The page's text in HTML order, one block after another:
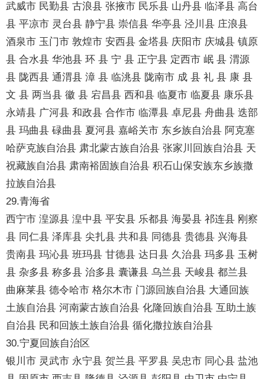
武威市 民勤县 古浪县 张掖市 民乐县 山丹县 临泽县 高台
县 平凉市 灵台县 静宁县 崇信县 华亭县 泾川县 庄浪县
酒泉市 玉门市 敦煌市 安西县 金塔县 庆阳市 庆城县 镇原
县 合水县 华池县 环 县 宁 县 正宁县 定西市 岷 县 渭源
县 陇西县 通渭县 漳 县 临洮县 陇南市 成 县 礼 县 康 县
文 县 两当县 徽 县 宕昌县 西和县 临夏市 临夏县 康乐县
永靖县 广河县 和政县 合作市 临潭县 卓尼县 舟曲县 迭部
县 玛曲县 碌曲县 夏河县 嘉峪关市 东乡族自治县 阿克塞
哈萨克族自治县 肃北蒙古族自治县 张家川回族自治县 天
祝藏族自治县 肃南裕固族自治县 积石山保安族东乡族撒
拉族自治县
29.青海省
西宁市 湟源县 湟中县 平安县 乐都县 海晏县 祁连县 刚察
县 同仁县 泽库县 尖扎县 共和县 同德县 贵德县 兴海县
贵南县 玛沁县 班玛县 甘德县 达日县 久治县 玛多县 玉树
县 杂多县 称多县 治多县 囊谦县 乌兰县 天峻县 都兰县
曲麻莱县 德令哈市 格尔木市 门源回族自治县 大通回族
土族自治县 河南蒙古族自治县 化隆回族自治县 互助土族
自治县 民和回族土族自治县 循化撒拉族自治县
30.宁夏回族自治区
银川市 灵武市 永宁县 贺兰县 平罗县 吴忠市 同心县 盐池